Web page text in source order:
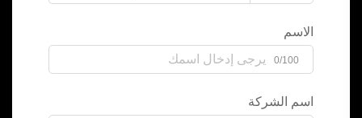
الاسم
0/100
اسم الشركة